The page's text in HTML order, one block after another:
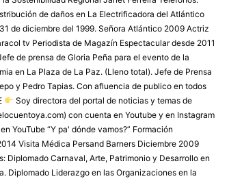
de daños en La Electrificadora del Atlántico
de diciembre del 1999. Señora Atlántico 2009 Actriz
tv Periodista de Magazín Espectacular desde 2011
de prensa de Gloria Peña para el evento de la
en La Plaza de La Paz. (Lleno total). Jefe de Prensa
y Pedro Tapias. Con afluencia de publico en todos
Soy directora del portal de noticias y temas de
con cuenta en Youtube y en Instagram
YouTube “Y pa' dónde vamos?” Formación
Visita Médica Persand Barners Diciembre 2009
Diplomado Carnaval, Arte, Patrimonio y Desarrollo en
Diplomado Liderazgo en las Organizaciones en la